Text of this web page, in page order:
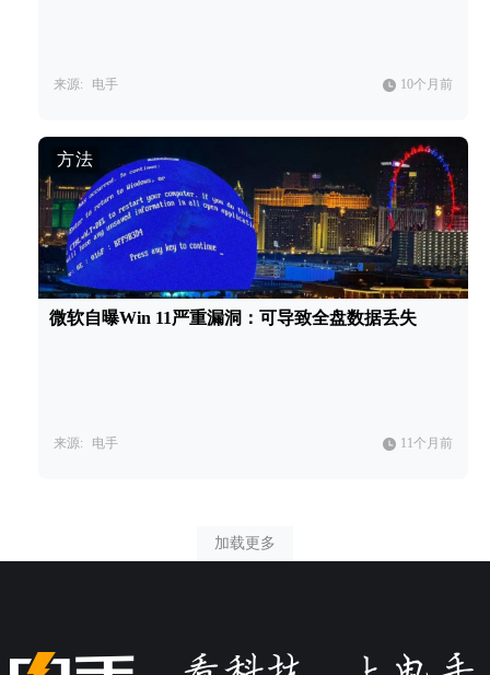
来源: 电手 10个月前
方法
微软自曝Win 11严重漏洞：可导致全盘数据丢失
来源: 电手 11个月前
加载更多